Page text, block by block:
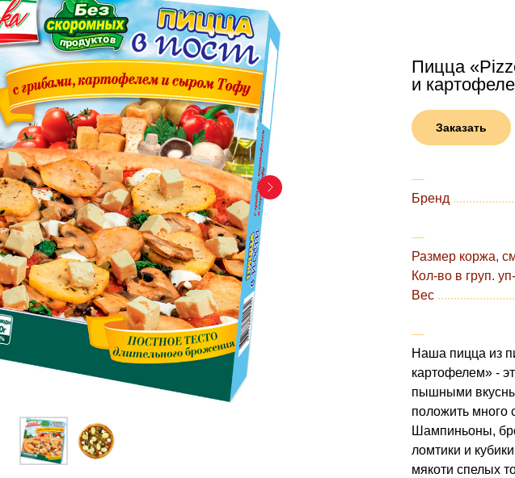
Пицца
и
Заказать
―
Бренд
―
Размер коржа,
Кол-во в груп.
Вес
―
Наша пицца из
картофелем» -
пышными
положить много
Шампиньоны,
ломтики и
мякоти спелых